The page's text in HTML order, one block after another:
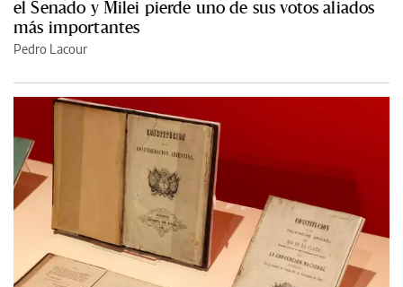
el Senado y Milei pierde uno de sus votos aliados
más importantes
Pedro Lacour